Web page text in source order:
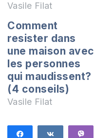
Vasile Filat
Comment
resister dans
une maison avec
les personnes
qui maudissent?
(4 conseils)
Vasile Filat
Partagez Partagez